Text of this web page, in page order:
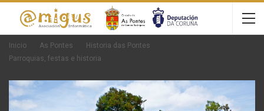
Inicio As Pontes
Historia das Pontes
Parroquias, festas e historia